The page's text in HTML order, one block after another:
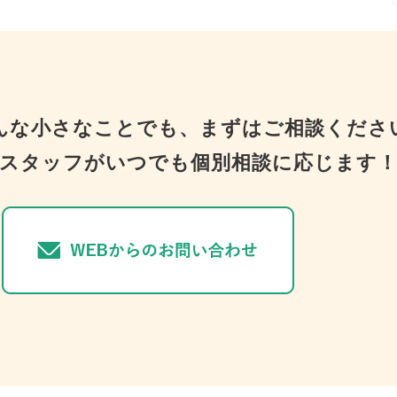
な小さなことでも、まずはご相談くださ
スタッフがいつでも個別相談に応じます！